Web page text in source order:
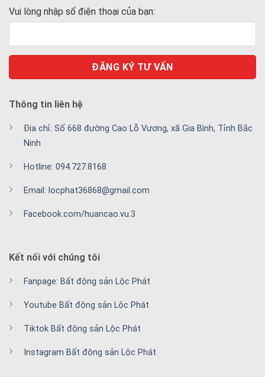
Thông tin liên hệ
Địa chỉ: Số 668 đường Cao Lỗ Vương, xã Gia Bình, Tỉnh Bắc
Ninh
Hotline: 094.727.8168
Email: locphat36868@gmail.com
Facebook.com/huancao.vu.3
Kết nối với chúng tôi
Fanpage: Bất động sản Lộc Phát
Youtube Bất động sản Lộc Phát
Tiktok Bất động sản Lộc Phát
Instagram Bất động sản Lộc Phát
Vui lòng nhập số điện thoại của bạn: